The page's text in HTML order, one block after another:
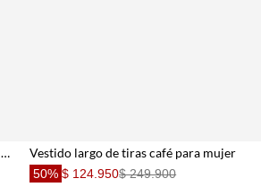
Vestido corto café de tiras y bolero en ruedo para mujer Vestido largo de tiras café para mujer
50% $ 124.950$ 249.900